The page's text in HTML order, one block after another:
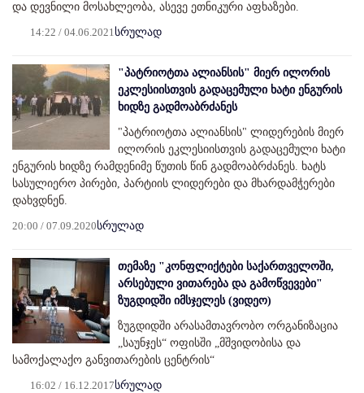
და დევნილი მოსახლეობა, ასევე ეთნიკური აფხაზები.
14:22 / 04.06.2021სრულად
"პატრიოტთა ალიანსის" მიერ ილორის
ეკლესიისთვის გადაცემული ხატი ენგურის
ხიდზე გადმოაბრძანეს
"პატრიოტთა ალიანსის" ლიდერების მიერ
ილორის ეკლესიისთვის გადაცემული ხატი
ენგურის ხიდზე რამდენიმე წუთის წინ გადმოაბრძანეს. ხატს
სასულიერო პირები, პარტიის ლიდერები და მხარდამჭერები
დახვდნენ.
20:00 / 07.09.2020სრულად
თემაზე "კონფლიქტები საქართველოში,
არსებული ვითარება და გამოწვევები"
ზუგდიდში იმსჯელეს (ვიდეო)
ზუგდიდში არასამთავრობო ორგანიზაცია
„საუნჯეს“ ოფისში „მშვიდობისა და
სამოქალაქო განვითარების ცენტრის“
16:02 / 16.12.2017სრულად